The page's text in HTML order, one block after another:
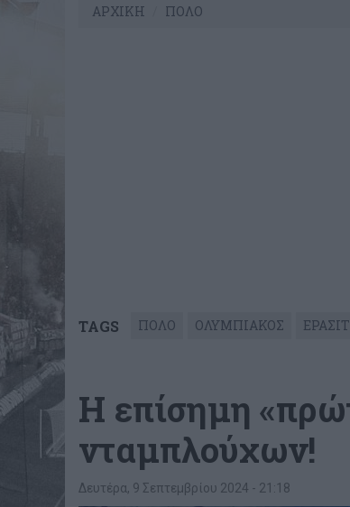
ΑΡΧΙΚΗ ΠΟΛΟ
TAGS ΠΟΛΟ ΟΛΥΜΠΙΑΚΟΣ
Η επίσημη
νταμπλούχων!
Δευτέρα, 9 Σεπτεμβρίου 2024 - 21:18